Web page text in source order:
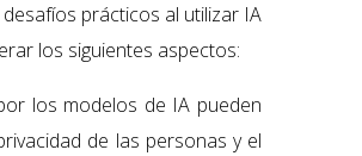
prácticos al utilizar IA
los siguientes aspectos:
los modelos de IA pueden
de las personas y el